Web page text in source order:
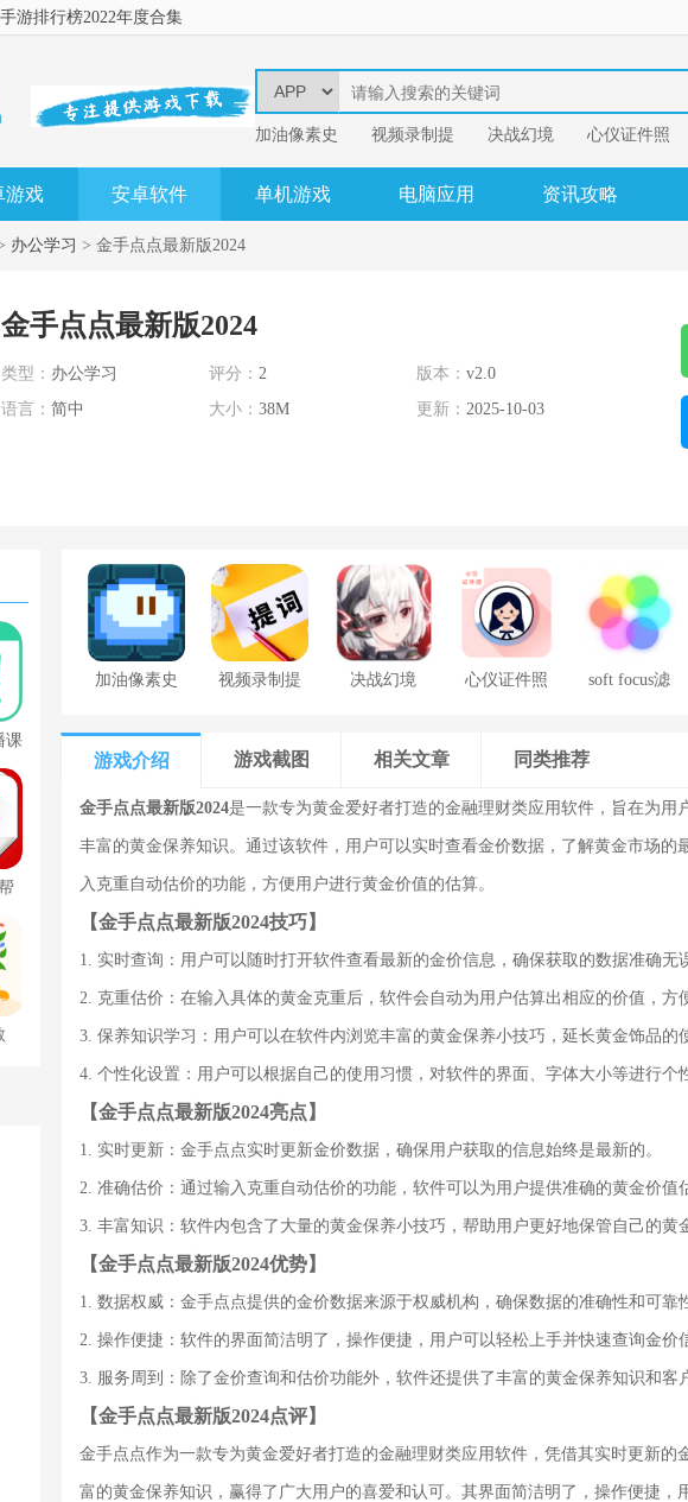
游排行榜2022年度合集
加油像素史 视频录制提 决战幻境 心仪证件照
幂果音频格
游戏 安卓软件 单机游戏 电脑应用 资讯攻略
办公学习 > 金手点点最新版2024
金手点点最新版2024
类型： 办公学习 评分： 2 版本： v2.0
语言： 简中 大小： 38M 更新： 2025-10-03
课
加油像素史
新版
视频录制提 决战幻境 心仪证件照 soft focus滤
游戏介绍 游戏截图 相关文章 同类推荐
金手点点最新版2024是一款专为黄金爱好者打造的金融理财类应用软件，旨在为用
丰富的黄金保养知识。通过该软件，用户可以实时查看金价数据，了解黄金市场的
入克重自动估价的功能，方便用户进行黄金价值的估算。
【金手点点最新版2024技巧】
1. 实时查询：用户可以随时打开软件查看最新的金价信息，确保获取的数据准确无
2. 克重估价：在输入具体的黄金克重后，软件会自动为用户估算出相应的价值，方
3. 保养知识学习：用户可以在软件内浏览丰富的黄金保养小技巧，延长黄金饰品的
4. 个性化设置：用户可以根据自己的使用习惯，对软件的界面、字体大小等进行个
【金手点点最新版2024亮点】
1. 实时更新：金手点点实时更新金价数据，确保用户获取的信息始终是最新的。
2. 准确估价：通过输入克重自动估价的功能，软件可以为用户提供准确的黄金价值
3. 丰富知识：软件内包含了大量的黄金保养小技巧，帮助用户更好地保管自己的黄
【金手点点最新版2024优势】
1. 数据权威：金手点点提供的金价数据来源于权威机构，确保数据的准确性和可靠
2. 操作便捷：软件的界面简洁明了，操作便捷，用户可以轻松上手并快速查询金价
3. 服务周到：除了金价查询和估价功能外，软件还提供了丰富的黄金保养知识和客
【金手点点最新版2024点评】
金手点点作为一款专为黄金爱好者打造的金融理财类应用软件，凭借其实时更新的
富的黄金保养知识，赢得了广大用户的喜爱和认可。其界面简洁明了，操作便捷，